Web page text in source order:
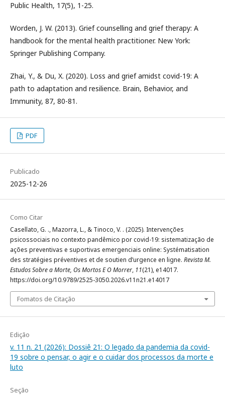
Public Health, 17(5), 1-25.
Worden, J. W. (2013). Grief counselling and grief therapy: A
handbook for the mental health practitioner. New York:
Springer Publishing Company.
Zhai, Y., & Du, X. (2020). Loss and grief amidst covid-19: A
path to adaptation and resilience. Brain, Behavior, and
Immunity, 87, 80-81.
PDF
Publicado
2025-12-26
Como Citar
Casellato, G. ., Mazorra, L., & Tinoco, V. . (2025). Intervenções
psicossociais no contexto pandêmico por covid-19: sistematização de
ações preventivas e suportivas emergenciais online: Systématisation
des stratégies préventives et de soutien d’urgence en ligne. Revista M.
Estudos Sobre a Morte, Os Mortos E O Morrer, 11(21), e14017.
https://doi.org/10.9789/2525-3050.2026.v11n21.e14017
Fomatos de Citação
Edição
v. 11 n. 21 (2026): Dossiê 21: O legado da pandemia da covid-
19 sobre o pensar, o agir e o cuidar dos processos da morte e
luto
Seção